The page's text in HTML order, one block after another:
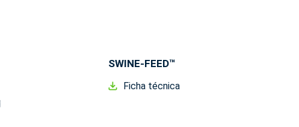
SWINE-FEED™
Ficha técnica